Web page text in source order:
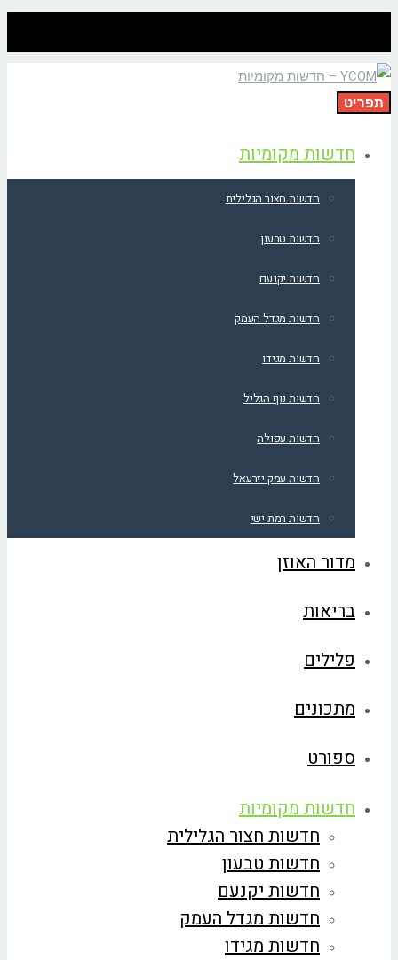
תפריט
חדשות מקומיות
חדשות חצור הגלילית
חדשות טבעון
חדשות יקנעם
חדשות מגדל העמק
חדשות מגידו
חדשות נוף הגליל
חדשות עפולה
חדשות עמק יזרעאל
חדשות רמת ישי
מדור האוזן
בריאות
פלילים
מתכונים
ספורט
חדשות מקומיות
חדשות חצור הגלילית
חדשות טבעון
חדשות יקנעם
חדשות מגדל העמק
חדשות מגידו